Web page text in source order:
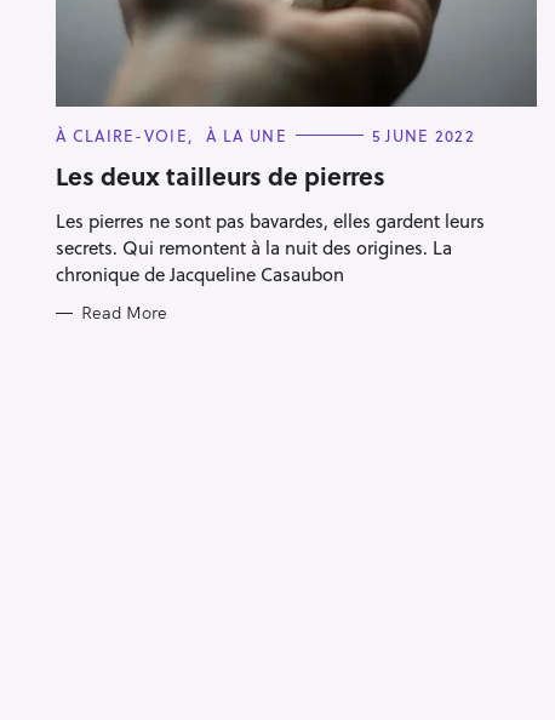
C
T
E
O
R
I
E
S
À CLAIRE-VOIE À LA UNE 5 JUNE 2022
Les deux tailleurs de pierres
Les pierres ne sont pas bavardes, elles gardent leurs
secrets. Qui remontent à la nuit des origines. La
chronique de Jacqueline Casaubon
Read More
S
e
a
r